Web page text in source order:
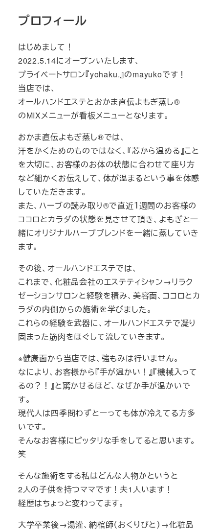
プロフィール
はじめまして！
2022.5.14にオープンいたします、
プライベートサロン『yohaku.』のmayukoです！
当店では、
オールハンドエステとおかま直伝よもぎ蒸し®︎
のMIXメニューが看板メニューとなります。
おかま直伝よもぎ蒸し®︎では、
汗をかくためのものではなく、『芯から温める』こと
を大切に、お客様のお体の状態に合わせて座り方
など細かくお伝えして、体が温まるという事を体感
していただきます。
また、ハーブの読み取り®︎で直近１週間のお客様の
ココロとカラダの状態を見させて頂き、よもぎと一
緒にオリジナルハーブブレンドを一緒に蒸していき
ます。
その後、オールハンドエステでは、
これまで、化粧品会社のエステティシャン→リラク
ゼーションサロンと経験を積み、美容面、ココロとカ
ラダの内側からの施術を学びました。
これらの経験を武器に、オールハンドエステで凝り
固まった筋肉をほぐして流していきます。
※健康面から当店では、強もみは行いません。
なにより、お客様から『手が温かい！』『機械入って
るの？！』と驚かせるほど、なぜか手が温かいで
す。
現代人は四季問わずとーっても体が冷えてる方多
いです。
そんなお客様にピッタリな手をしてると思います。
笑
そんな施術をする私はどんな人物かというと
2人の子供を持つママです！夫1人います！
経歴はちょっと変わってます。
大学卒業後→湯灌、納棺師（おくりびと）→化粧品